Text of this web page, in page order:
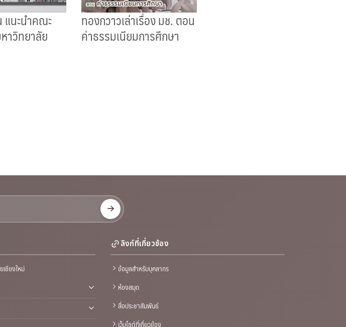
แนะนำคณะ
าวิทยาลัย
ทองกวาวเล่าเรื่อง มช. ตอน
ค่าธรรมเนียมการศึกษา
ชียงใหม่
ลิงก์ที่เกี่ยวข้อง
ข้อมูลสำหรับบุคลากร
ห้องสมุด
สื่อประชาสัมพันธ์
เว็บไซต์ที่เกี่ยวข้อง